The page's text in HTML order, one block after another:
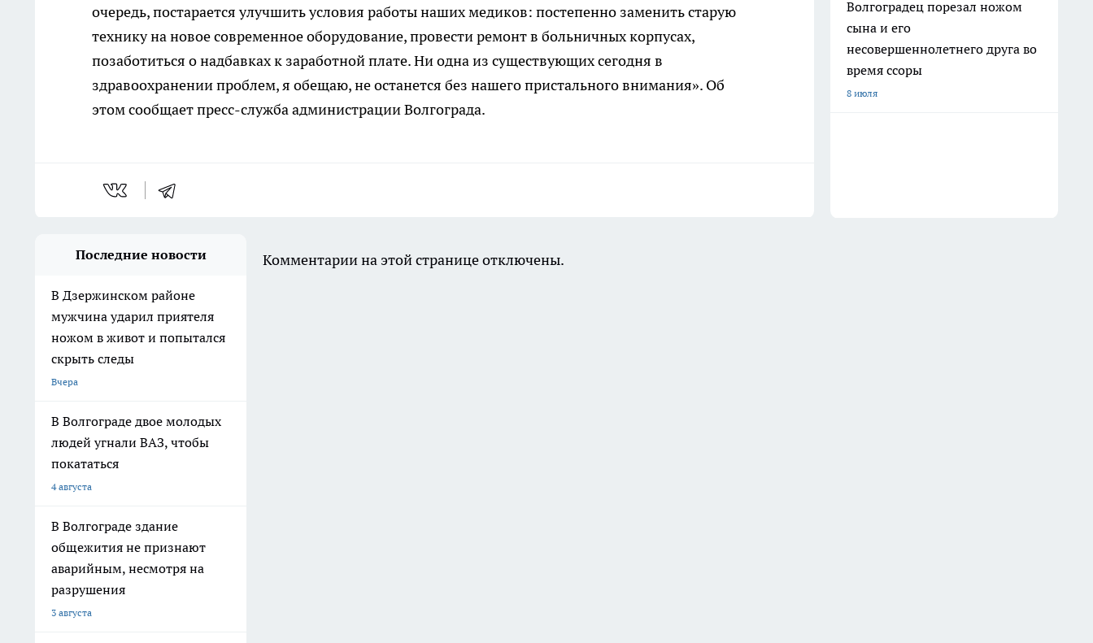
очередь, постарается улучшить условия работы наших медиков: постепенно заменить старую
технику на новое современное оборудование, провести ремонт в больничных корпусах,
позаботиться о надбавках к заработной плате. Ни одна из существующих сегодня в
здравоохранении проблем, я обещаю, не останется без нашего пристального внимания». Об
этом сообщает пресс-служба администрации Волгограда.
Волгоградец порезал ножом
сына и его
несовершеннолетнего друга во
время ссоры
8 июля
Последние новости
В Дзержинском районе
мужчина ударил приятеля
ножом в живот и попытался
скрыть следы
Вчера
В Волгограде двое молодых
людей угнали ВАЗ, чтобы
покататься
4 августа
В Волгограде здание
общежития не признают
аварийным, несмотря на
разрушения
3 августа
Комментарии на этой странице отключены.